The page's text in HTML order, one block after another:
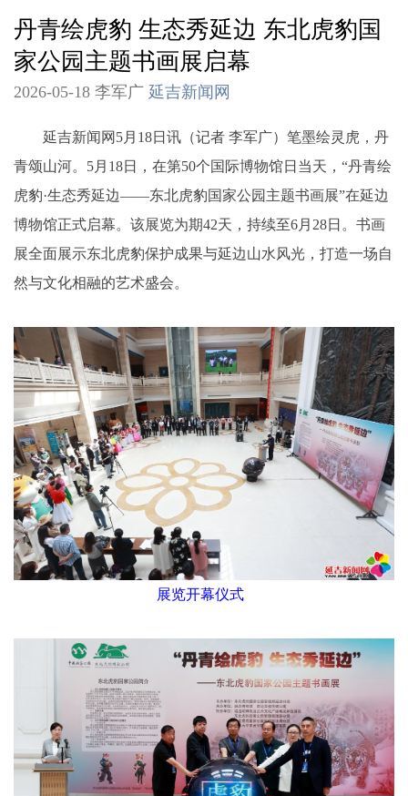
丹青绘虎豹 生态秀延边 东北虎豹国
家公园主题书画展启幕
2026-05-18 李军广 延吉新闻网
延吉新闻网5月18日讯（记者 李军广）笔墨绘灵虎，丹
青颂山河。5月18日，在第50个国际博物馆日当天，“丹青绘
虎豹·生态秀延边——东北虎豹国家公园主题书画展”在延边
博物馆正式启幕。该展览为期42天，持续至6月28日。书画
展全面展示东北虎豹保护成果与延边山水风光，打造一场自
然与文化相融的艺术盛会。
展览开幕仪式